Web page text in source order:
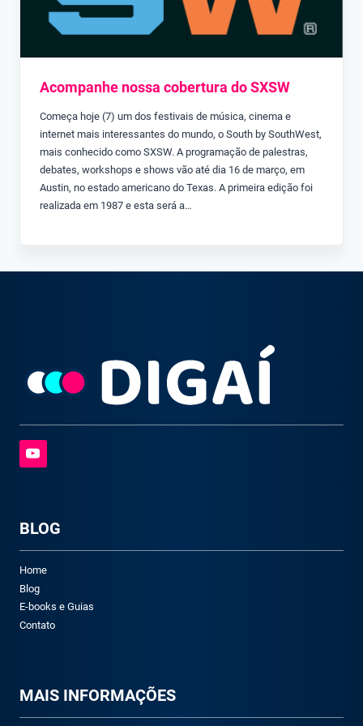
Acompanhe nossa cobertura do SXSW
Começa hoje (7) um dos festivais de música, cinema e
internet mais interessantes do mundo, o South by SouthWest,
mais conhecido como SXSW. A programação de palestras,
debates, workshops e shows vão até dia 16 de março, em
Austin, no estado americano do Texas. A primeira edição foi
realizada em 1987 e esta será a…
BLOG
Home
Blog
E-books e Guias
Contato
MAIS INFORMAÇÕES